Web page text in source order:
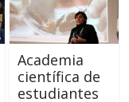
Academia
científica de
estudiantes